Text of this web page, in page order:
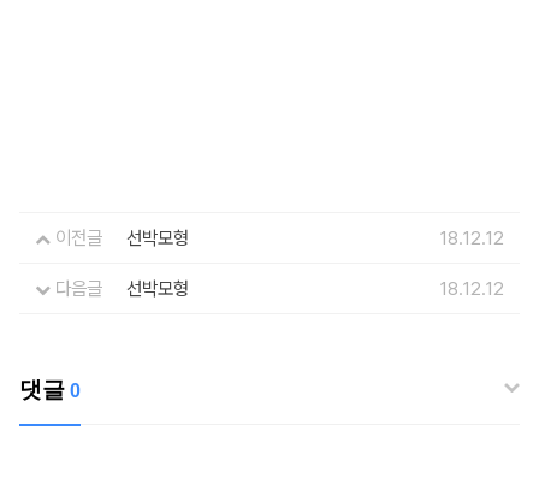
이전글 선박모형 18.12.12
다음글 선박모형 18.12.12
댓글0